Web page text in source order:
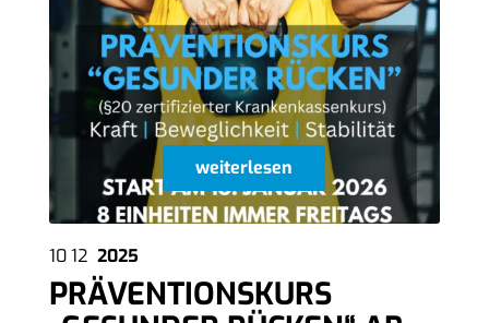
weiterlesen
10 12 2025
PRÄVENTIONSKURS